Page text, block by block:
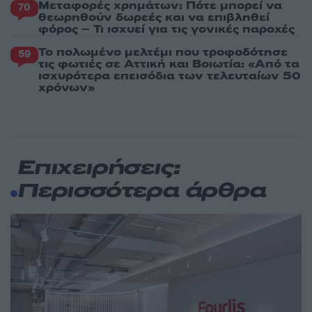
70 Μεταφορές χρημάτων: Πότε μπορεί να
θεωρηθούν δωρεές και να επιβληθεί
φόρος – Τι ισχυεί για τις γονικές παροχές
59 Το πολωμένο μελτέμι που τροφοδότησε
τις φωτιές σε Αττική και Βοιωτία: «Από τα
ισχυρότερα επεισόδια των τελευταίων 50
χρόνων»
Επιχειρήσεις:
Περισσότερα άρθρα